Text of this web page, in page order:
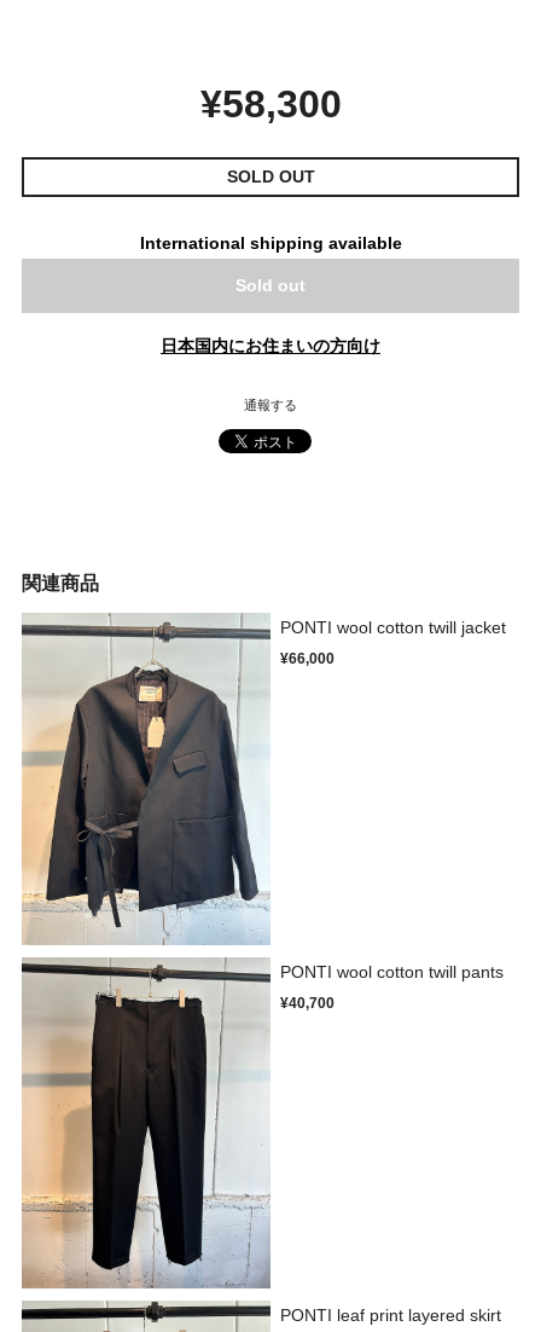
¥58,300
SOLD OUT
International shipping available
Sold out
日本国内にお住まいの方向け
通報する
関連商品
PONTI wool cotton twill jacket
¥66,000
PONTI wool cotton twill pants
¥40,700
PONTI leaf print layered skirt